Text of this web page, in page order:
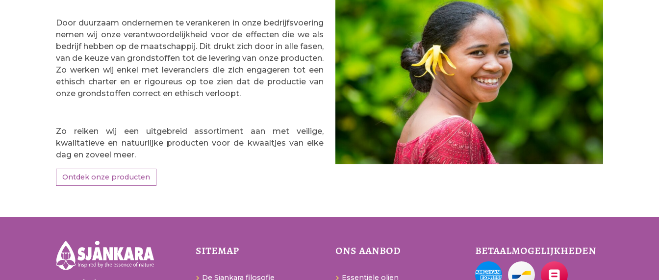
Door duurzaam ondernemen te verankeren in onze bedrijfsvoering
nemen wij onze verantwoordelijkheid voor de effecten die we als
bedrijf hebben op de maatschappij. Dit drukt zich door in alle fasen,
van de keuze van grondstoffen tot de levering van onze producten.
Zo werken wij enkel met leveranciers die zich engageren tot een
ethisch charter en er rigoureus op toe zien dat de productie van
onze grondstoffen correct en ethisch verloopt.
Zo reiken wij een uitgebreid assortiment aan met veilige,
kwalitatieve en natuurlijke producten voor de kwaaltjes van elke
dag en zoveel meer.
Ontdek onze producten
sitemap
De Sjankara filosofie
ons aanbod
Essentiële oliën
betaalmogelijkheden